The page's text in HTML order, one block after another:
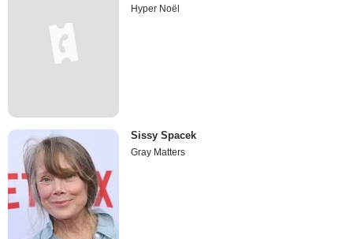
Hyper Noël
Sissy Spacek
Gray Matters